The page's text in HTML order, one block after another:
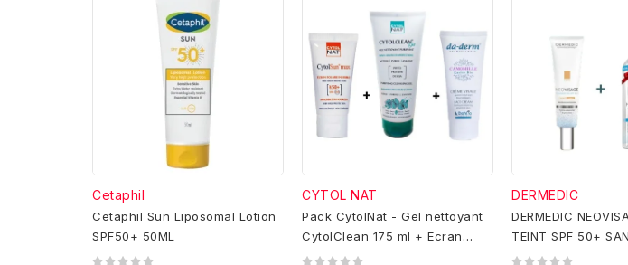
Cetaphil
Cetaphil Sun Liposomal Lotion
SPF50+ 50ML
CYTOL NAT
Pack CytolNat - Gel nettoyant
CytolClean 175 ml + Ecran
cytolsun max...
DERMEDIC
DERMEDIC
TEINT SPF 50+